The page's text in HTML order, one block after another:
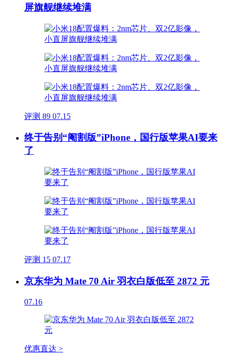
屏旗舰继续堆满
评测 89 07.15
终于告别“阉割版”iPhone，国行版苹果AI要来
了
评测 15 07.17
京东华为 Mate 70 Air 羽衣白版低至 2872 元
07.16
优惠直达 >